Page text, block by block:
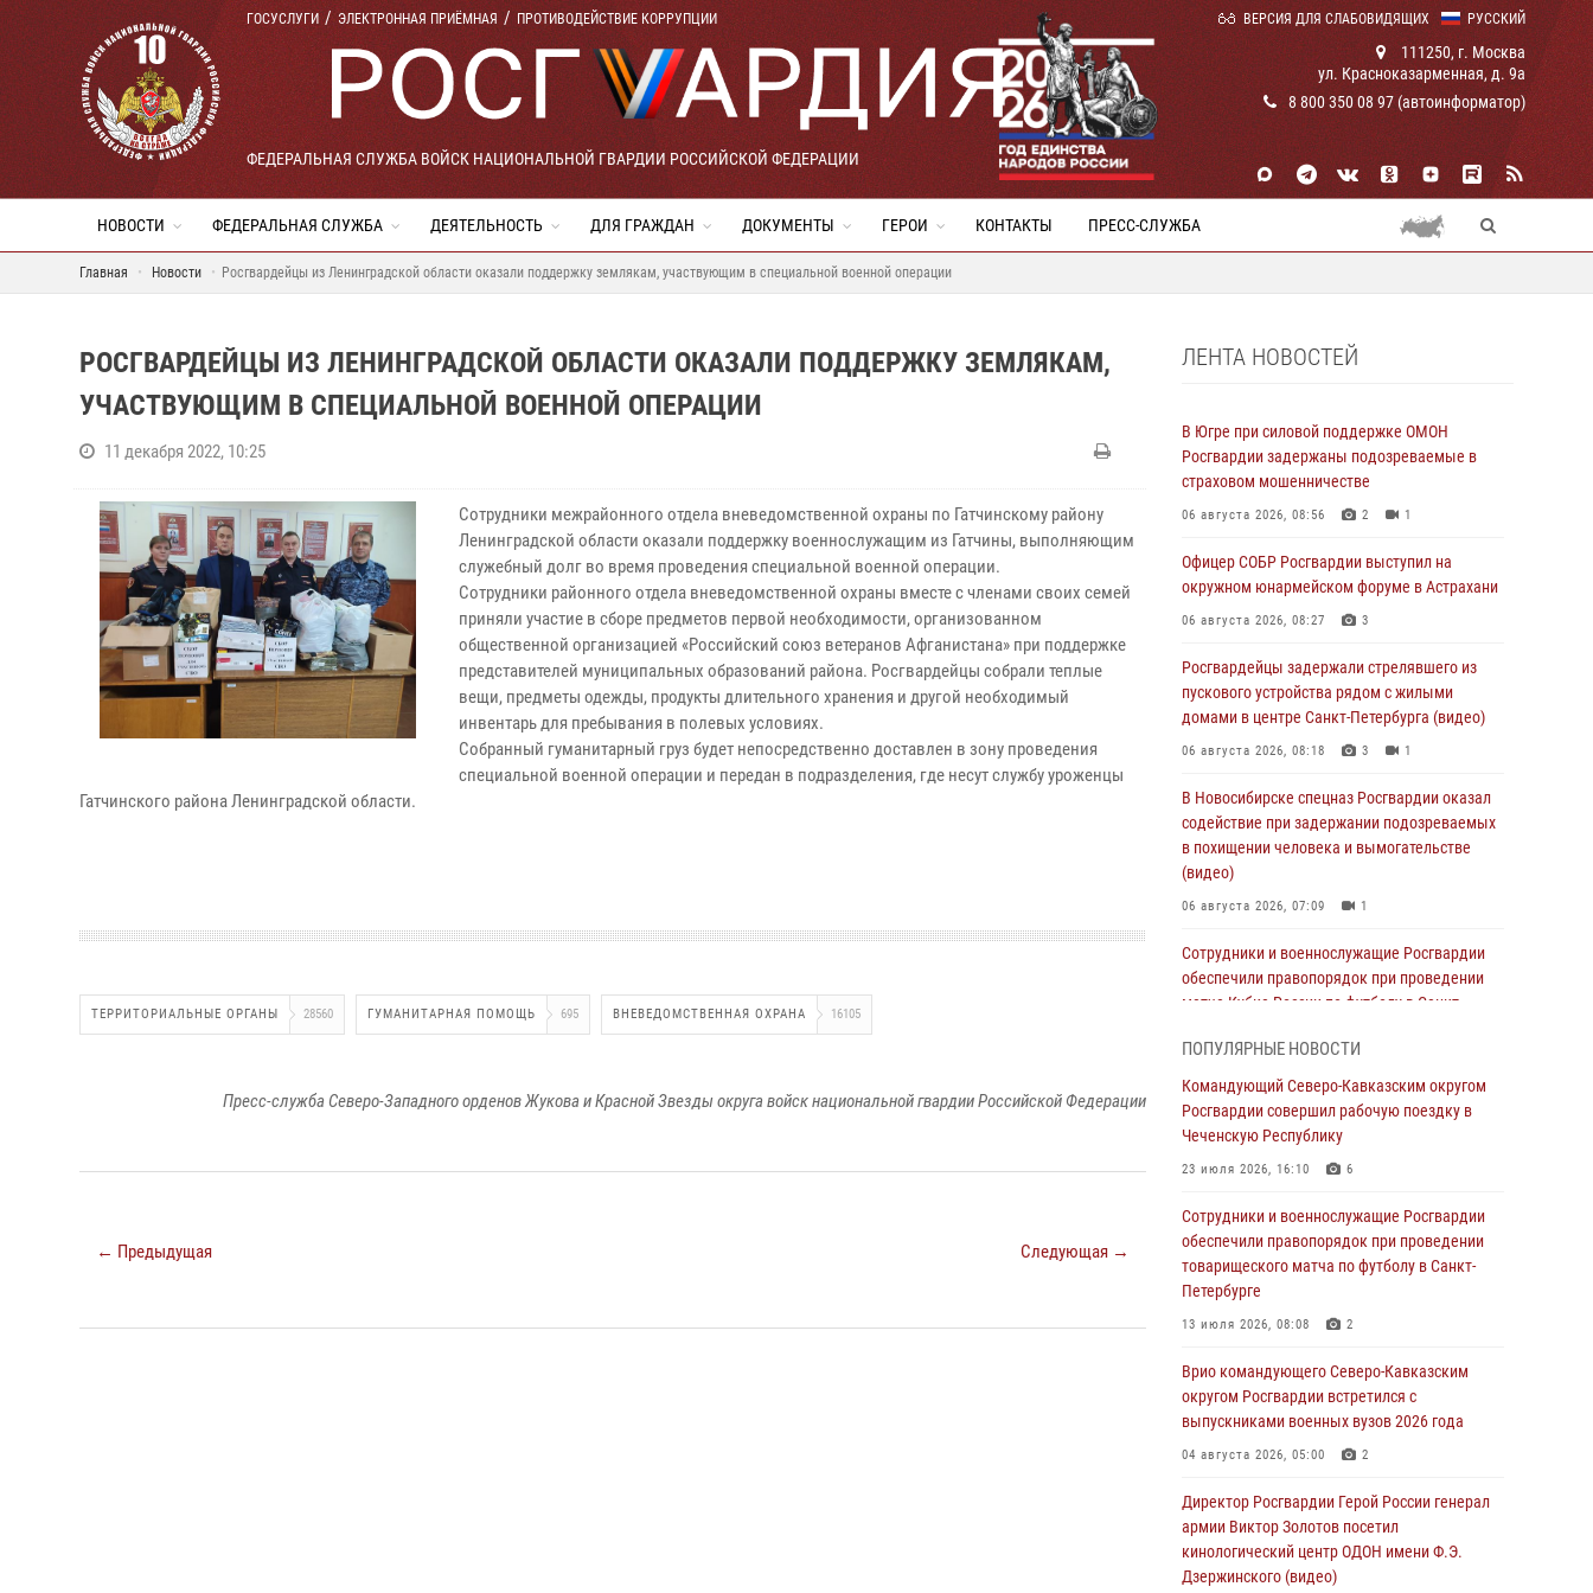
РУССКИЙ
ГОСУСЛУГИ ЭЛЕКТРОННАЯ ПРИЁМНАЯ ПРОТИВОДЕЙСТВИЕ КОРРУПЦИИ ВЕРСИЯ ДЛЯ СЛАБОВИДЯЩИХ
ФЕДЕРАЛЬНАЯ СЛУЖБА ВОЙСК НАЦИОНАЛЬНОЙ ГВАРДИИ РОССИЙСКОЙ ФЕДЕРАЦИИ
111250, г. Москва
ул. Красноказарменная, д. 9а
8 800 350 08 97 (автоинформатор)
НОВОСТИ ФЕДЕРАЛЬНАЯ СЛУЖБА ДЕЯТЕЛЬНОСТЬ ДЛЯ ГРАЖДАН ДОКУМЕНТЫ ГЕРОИ КОНТАКТЫ ПРЕСС-СЛУЖБА
Главная Новости Росгвардейцы из Ленинградской области оказали поддержку землякам, участвующим в специальной военной операции
РОСГВАРДЕЙЦЫ ИЗ ЛЕНИНГРАДСКОЙ ОБЛАСТИ ОКАЗАЛИ ПОДДЕРЖКУ ЗЕМЛЯКАМ,
УЧАСТВУЮЩИМ В СПЕЦИАЛЬНОЙ ВОЕННОЙ ОПЕРАЦИИ
11 декабря 2022, 10:25
Сотрудники межрайонного отдела вневедомственной охраны по Гатчинскому району
Ленинградской области оказали поддержку военнослужащим из Гатчины, выполняющим
служебный долг во время проведения специальной военной операции.
Сотрудники районного отдела вневедомственной охраны вместе с членами своих семей
приняли участие в сборе предметов первой необходимости, организованном
общественной организацией «Российский союз ветеранов Афганистана» при поддержке
представителей муниципальных образований района. Росгвардейцы собрали теплые
вещи, предметы одежды, продукты длительного хранения и другой необходимый
инвентарь для пребывания в полевых условиях.
Собранный гуманитарный груз будет непосредственно доставлен в зону проведения
специальной военной операции и передан в подразделения, где несут службу уроженцы
Гатчинского района Ленинградской области.
ТЕРРИТОРИАЛЬНЫЕ ОРГАНЫ 28560 ГУМАНИТАРНАЯ ПОМОЩЬ 695 ВНЕВЕДОМСТВЕННАЯ ОХРАНА 16105
Пресс-служба Северо-Западного орденов Жукова и Красной Звезды округа войск национальной гвардии Российской Федерации
← Предыдущая Следующая →
ЛЕНТА НОВОСТЕЙ
В Югре при силовой поддержке ОМОН
Росгвардии задержаны подозреваемые в
страховом мошенничестве
06 августа 2026, 08:56 2 1
Офицер СОБР Росгвардии выступил на
окружном юнармейском форуме в Астрахани
06 августа 2026, 08:27 3
Росгвардейцы задержали стрелявшего из
пускового устройства рядом с жилыми
домами в центре Санкт-Петербурга (видео)
06 августа 2026, 08:18 3 1
В Новосибирске спецназ Росгвардии оказал
содействие при задержании подозреваемых
в похищении человека и вымогательстве
(видео)
06 августа 2026, 07:09 1
Сотрудники и военнослужащие Росгвардии
обеспечили правопорядок при проведении
матча Кубка России по футболу в Санкт-
В Грозном военнослужащие Росгвардии
присоединились к всероссийской донорской
акции «От сердца к сердцу»
В Бурятии и Приамурье росгвардейцы
задержали подозреваемых в незаконном
обороте наркотиков
06 августа 2026, 06:15
На Сахалине при участии СОБР Росгвардии
пресекли нелегальную добычу биоресурсов
06 августа 2026, 05:12
беспилотников в ЛНР
06 августа 2026, 05:00
Выпускники вузов Росгвардии прибыли для
ПОПУЛЯРНЫЕ НОВОСТИ
Командующий Северо-Кавказским округом
Росгвардии совершил рабочую поездку в
Чеченскую Республику
23 июля 2026, 16:10 6
Сотрудники и военнослужащие Росгвардии
обеспечили правопорядок при проведении
товарищеского матча по футболу в Санкт-
Петербурге
13 июля 2026, 08:08 2
Врио командующего Северо-Кавказским
округом Росгвардии встретился с
выпускниками военных вузов 2026 года
04 августа 2026, 05:00 2
Директор Росгвардии Герой России генерал
армии Виктор Золотов посетил
кинологический центр ОДОН имени Ф.Э.
Дзержинского (видео)